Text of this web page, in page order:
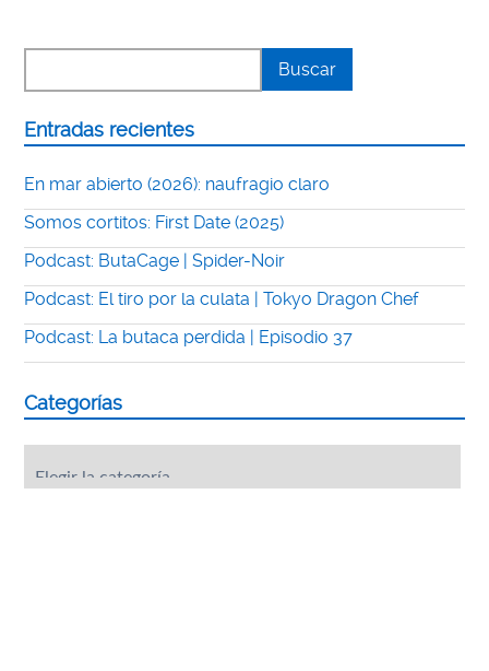
Entradas recientes
En mar abierto (2026): naufragio claro
Somos cortitos: First Date (2025)
Podcast: ButaCage | Spider-Noir
Podcast: El tiro por la culata | Tokyo Dragon Chef
Podcast: La butaca perdida | Episodio 37
Categorías